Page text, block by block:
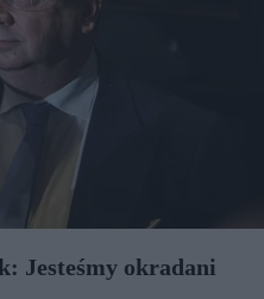
Jesteśmy okradani